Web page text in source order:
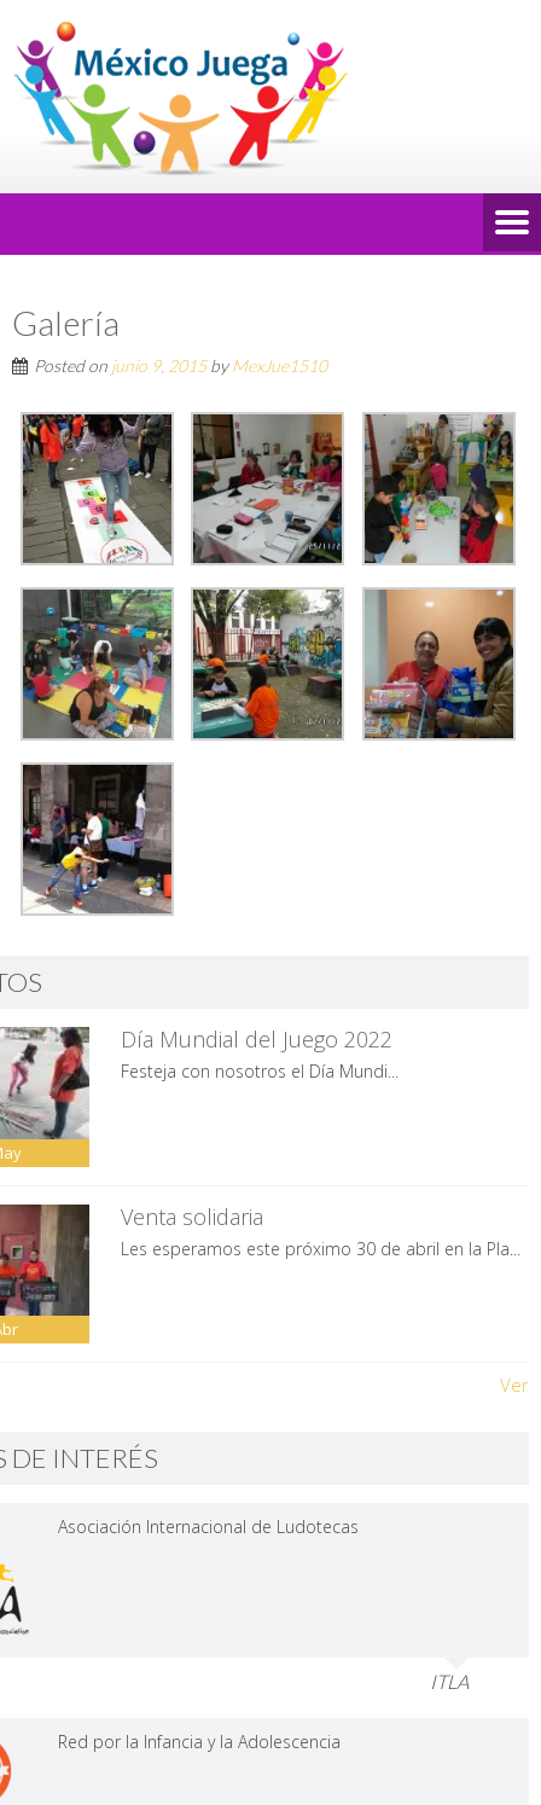
Galería
Posted on junio 9, 2015byMexJue1510
Día Mundial del Juego 2022
Festeja con nosotros el Día Mundi...
Venta solidaria
Les esperamos este próximo 30 de abril en la Pla...
Ver
DE INTERÉS
Asociación Internacional de Ludotecas
ITLA
Red por la Infancia y la Adolescencia